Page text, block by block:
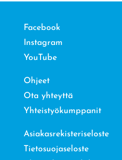
Facebook
Instagram
YouTube
Ohjeet
Ota yhteyttä
Yhteistyökumppanit
Asiakasrekisteriseloste
Tietosuojaseloste